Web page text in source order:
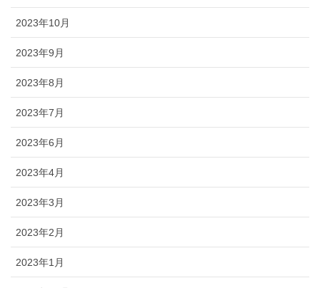
2023年10月
2023年9月
2023年8月
2023年7月
2023年6月
2023年4月
2023年3月
2023年2月
2023年1月